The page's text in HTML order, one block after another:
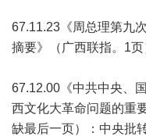
67.11.23《周总理第九
摘要》（广西联指。1页
67.12.00《中共中央、
西文化大革命问题的重
缺最后一页）：中央批